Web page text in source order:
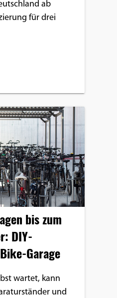
ab
für drei
bis zum
DIY-
Garage
wartet, kann
und